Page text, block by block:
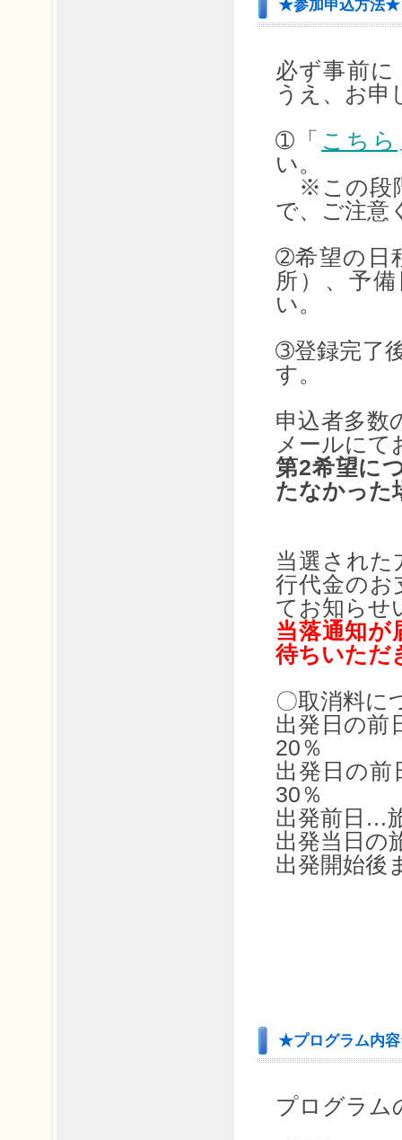
★参加申込方法★
必ず事前に
うえ、お申
➀「 こちら
い。
※この段
で、ご注意
➁希望の日
所）、予
い。
➂登録完了
す。
申込者多数
メールにて
第2希望に
たなかった
当選され
行代金のお
てお知らせ
当落通知
待ちいただ
〇取消料に
出発日の前
20％
出発日の
30％
出発前日…
出発当日の
出発開始後
★プログラム内
プログラム